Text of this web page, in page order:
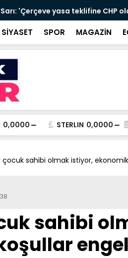
'Millî Dayanışma ve
SİYASET SPOR MAGAZİN
0,0000 STERLIN 0,0000
çocuk sahibi olmak istiyor,
sahibi